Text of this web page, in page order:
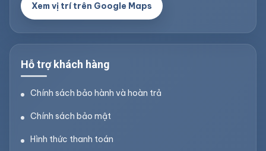
Xem vị trí trên Google Maps
Hỗ trợ khách hàng
Chính sách bảo hành và hoàn trả
Chính sách bảo mật
Hình thức thanh toán